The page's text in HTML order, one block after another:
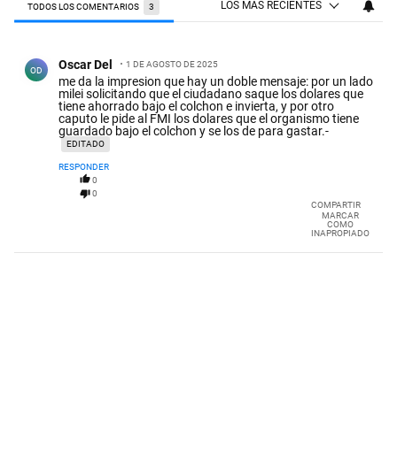
TODOS LOS COMENTARIOS 3 LOS MÁS RECIENTES
OD Oscar Del 1 DE AGOSTO DE 2025
me da la impresion que hay un doble mensaje: por un lado
milei solicitando que el ciudadano saque los dolares que
tiene ahorrado bajo el colchon e invierta, y por otro
caputo le pide al FMI los dolares que el organismo tiene
guardado bajo el colchon y se los de para gastar.-
EDITADO
RESPONDER
0
0
COMPARTIR
MARCAR
COMO
INAPROPIADO